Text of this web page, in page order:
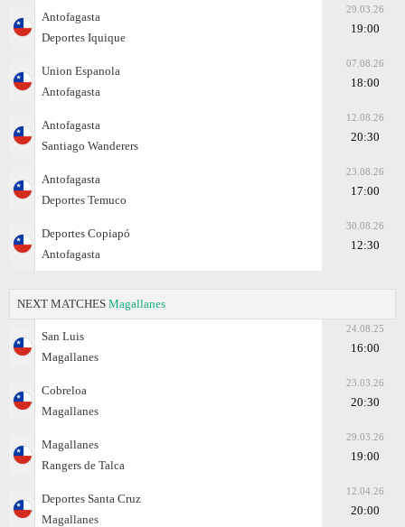
Antofagasta
Deportes Iquique
29.03.26
19:00
Union Espanola
Antofagasta
07.08.26
18:00
Antofagasta
Santiago Wanderers
12.08.26
20:30
Antofagasta
Deportes Temuco
23.08.26
17:00
Deportes Copiapó
Antofagasta
30.08.26
12:30
NEXT MATCHES Magallanes
San Luis
Magallanes
24.08.25
16:00
Cobreloa
Magallanes
23.03.26
20:30
Magallanes
Rangers de Talca
29.03.26
19:00
Deportes Santa Cruz
Magallanes
12.04.26
20:00